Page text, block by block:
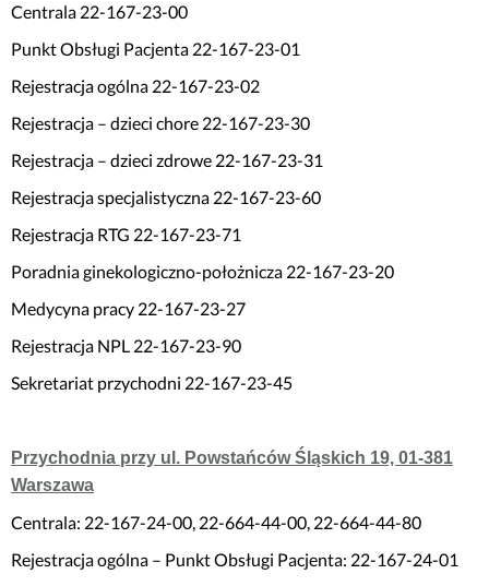
Centrala 22-167-23-00
Punkt Obsługi Pacjenta 22-167-23-01
Rejestracja ogólna 22-167-23-02
Rejestracja – dzieci chore 22-167-23-30
Rejestracja – dzieci zdrowe 22-167-23-31
Rejestracja specjalistyczna 22-167-23-60
Rejestracja RTG 22-167-23-71
Poradnia ginekologiczno-położnicza 22-167-23-20
Medycyna pracy 22-167-23-27
Rejestracja NPL 22-167-23-90
Sekretariat przychodni 22-167-23-45
Przychodnia przy ul. Powstańców Śląskich 19, 01-381
Warszawa
Centrala: 22-167-24-00, 22-664-44-00, 22-664-44-80
Rejestracja ogólna – Punkt Obsługi Pacjenta: 22-167-24-01